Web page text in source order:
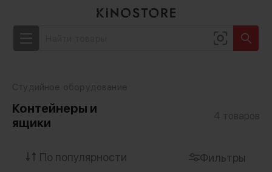
Контейнеры и
ящики
Фильтры